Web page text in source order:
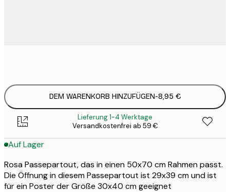
DEM WARENKORB HINZUFÜGEN-8,95 €
Lieferung 1-4 Werktage
Versandkostenfrei ab 59 €
Auf Lager
Rosa Passepartout, das in einen 50x70 cm Rahmen passt.
Die Öffnung in diesem Passepartout ist 29x39 cm und ist
für ein Poster der Größe 30x40 cm geeignet